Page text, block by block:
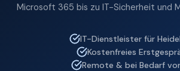
Microsoft 365 bis zu IT-Sicherheit und
IT-Dienstleister für
Kostenfreies
Remote & bei Bedarf vor